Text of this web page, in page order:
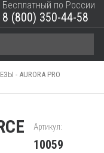
Бесплатный по России
8 (800) 350-44-58
- AURORA PRO
Артикул:
10059
КОРЗИНУ